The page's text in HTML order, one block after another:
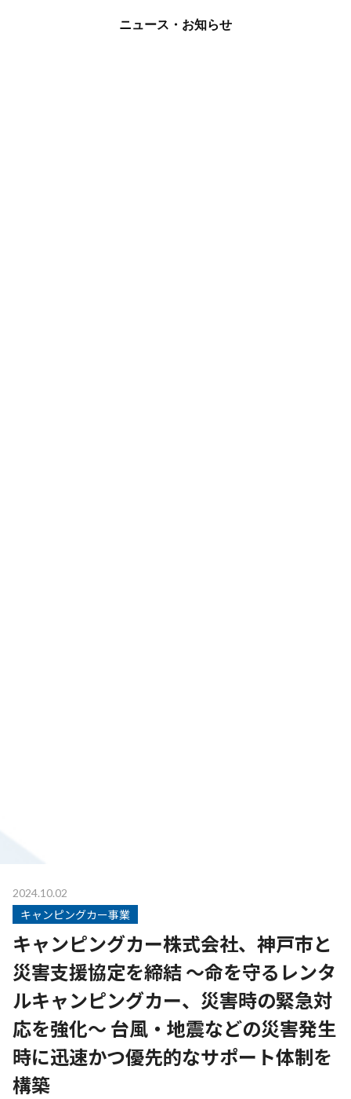
ニュース・お知らせ
2024.10.02
キャンピングカー事業
キャンピングカー株式会社、神戸市と
災害支援協定を締結 ～命を守るレンタ
ルキャンピングカー、災害時の緊急対
応を強化～ 台風・地震などの災害発生
時に迅速かつ優先的なサポート体制を
構築